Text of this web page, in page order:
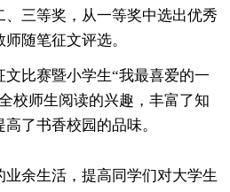
三等奖，从一等奖中选出优秀
随笔征文评选。
文比赛暨小学生“我最喜爱的一
校师生阅读的兴趣，丰富了知
了书香校园的品味。
业余生活，提高同学们对大学生